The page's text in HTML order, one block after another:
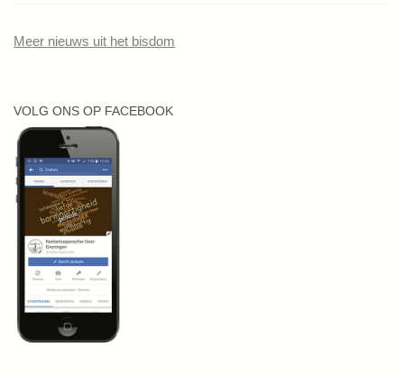
Meer nieuws uit het bisdom
VOLG ONS OP FACEBOOK